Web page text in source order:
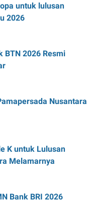
untuk lulusan
2026
BTN 2026 Resmi
Nusantara
K untuk Lulusan
Melamarnya
Bank BRI 2026